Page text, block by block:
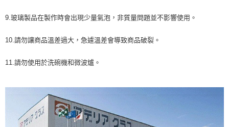
9.玻璃製品在製作時會出現少量氣泡，非質量問題並不影響使用。
10.請勿讓商品溫差過大，急遽溫差會導致商品破裂。
11.請勿使用於洗碗機和微波爐。